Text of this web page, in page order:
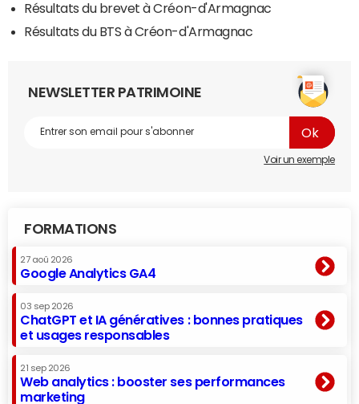
Résultats du brevet à Créon-d'Armagnac
Résultats du BTS à Créon-d'Armagnac
NEWSLETTER PATRIMOINE
Voir un exemple
FORMATIONS
27 aoû 2026
Google Analytics GA4
03 sep 2026
ChatGPT et IA génératives : bonnes pratiques
et usages responsables
21 sep 2026
Web analytics : booster ses performances
marketing